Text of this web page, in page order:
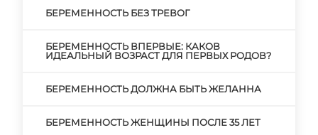
БЕРЕМЕННОСТЬ БЕЗ ТРЕВОГ
БЕРЕМЕННОСТЬ ВПЕРВЫЕ: КАКОВ
ИДЕАЛЬНЫЙ ВОЗРАСТ ДЛЯ ПЕРВЫХ РОДОВ?
БЕРЕМЕННОСТЬ ДОЛЖНА БЫТЬ ЖЕЛАННА
БЕРЕМЕННОСТЬ ЖЕНЩИНЫ ПОСЛЕ 35 ЛЕТ